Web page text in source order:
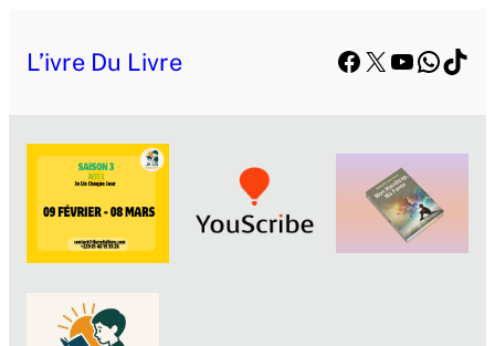
L’ivre Du Livre Facebook
X YouTube